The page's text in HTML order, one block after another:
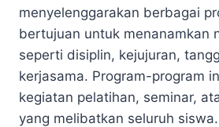
menyelenggarakan berbagai
bertujuan untuk menanamkan
seperti disiplin, kejujuran,
kerjasama. Program-program
kegiatan pelatihan, seminar,
yang melibatkan seluruh siswa.